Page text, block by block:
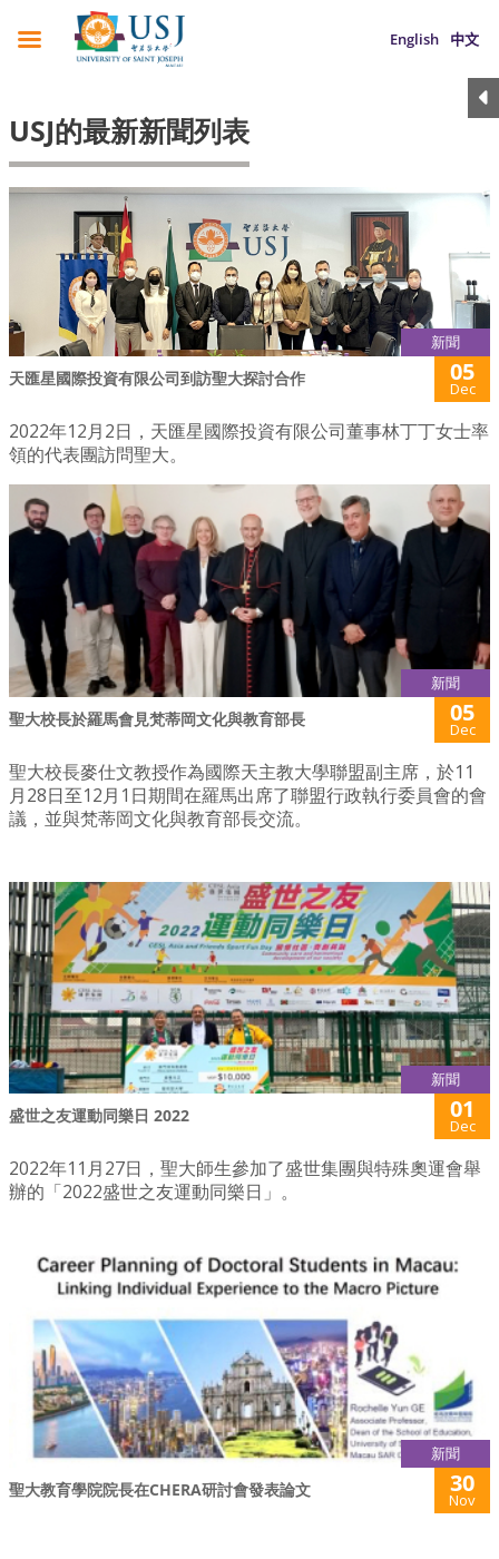
English 中文
USJ的最新新聞列表
新聞
天匯星國際投資有限公司到訪聖大探討合作 05
Dec
2022年12月2日，天匯星國際投資有限公司董事林丁丁女士率
領的代表團訪問聖大。
新聞
聖大校長於羅馬會見梵蒂岡文化與教育部長 05
Dec
聖大校長麥仕文教授作為國際天主教大學聯盟副主席，於11
月28日至12月1日期間在羅馬出席了聯盟行政執行委員會的會
議，並與梵蒂岡文化與教育部長交流。
新聞
盛世之友運動同樂日 2022 01
Dec
2022年11月27日，聖大師生參加了盛世集團與特殊奧運會舉
辦的「2022盛世之友運動同樂日」。
新聞
聖大教育學院院長在CHERA研討會發表論文 30
Nov